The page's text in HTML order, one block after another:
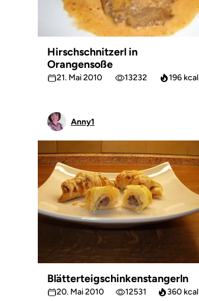
Hirschschnitzerl in
Orangensoße
21. Mai 2010 13232 196 kcal
Anny1
Blätterteigschinkenstangerln
20. Mai 2010 12531 360 kcal